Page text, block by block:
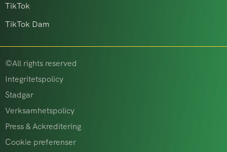
TikTok
TikTok Dam
©All rights reserved
Integritetspolicy
Stadgar
Verksamhetspolicy
Press & Ackreditering
Cookie preferenser